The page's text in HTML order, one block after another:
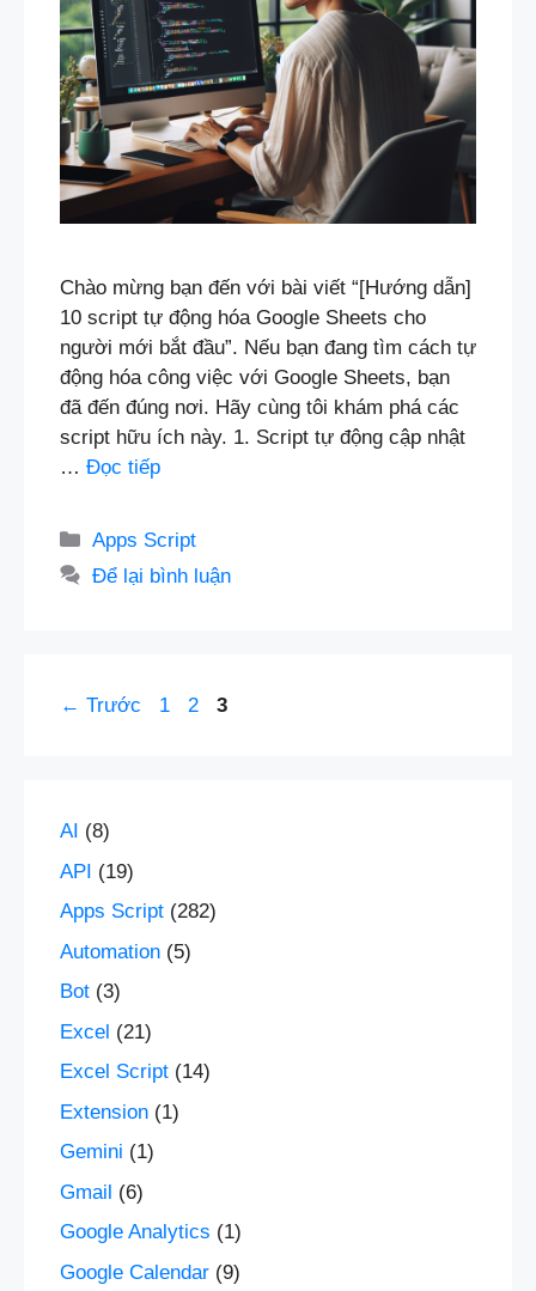
Chào mừng bạn đến với bài viết “[Hướng dẫn]
10 script tự động hóa Google Sheets cho
người mới bắt đầu”. Nếu bạn đang tìm cách tự
động hóa công việc với Google Sheets, bạn
đã đến đúng nơi. Hãy cùng tôi khám phá các
script hữu ích này. 1. Script tự động cập nhật
… Đọc tiếp
Danh
mục
Apps Script
Để lại bình luận
← Trước Trang
1 Trang
2 Trang
3
AI (8)
API (19)
Apps Script (282)
Automation (5)
Bot (3)
Excel (21)
Excel Script (14)
Extension (1)
Gemini (1)
Gmail (6)
Google Analytics (1)
Google Calendar (9)